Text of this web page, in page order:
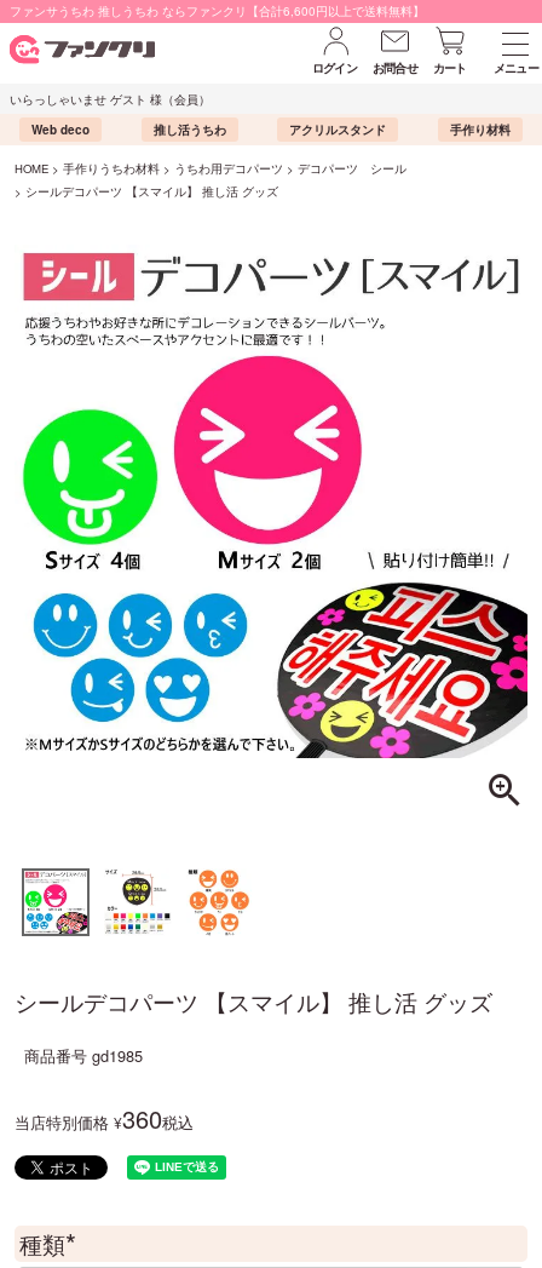
ファンサうちわ 推しうちわ ならファンクリ【合計6,600円以上で送料無料】
ログイン お問合せ カート
メニュー
いらっしゃいませ ゲスト 様（会員）
Web deco
推し活うちわ アクリルスタンド 手作り材料
HOME 手作りうちわ材料 うちわ用デコパーツ
デコパーツ シール
シールデコパーツ 【スマイル】 推し活 グッズ
シールデコパーツ 【スマイル】 推し活 グッズ
商品番号 gd1985
当店特別価格 ¥360税込
種類